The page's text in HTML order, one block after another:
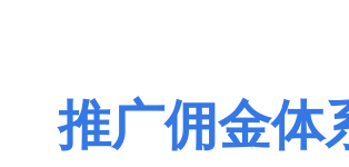
推广佣金体